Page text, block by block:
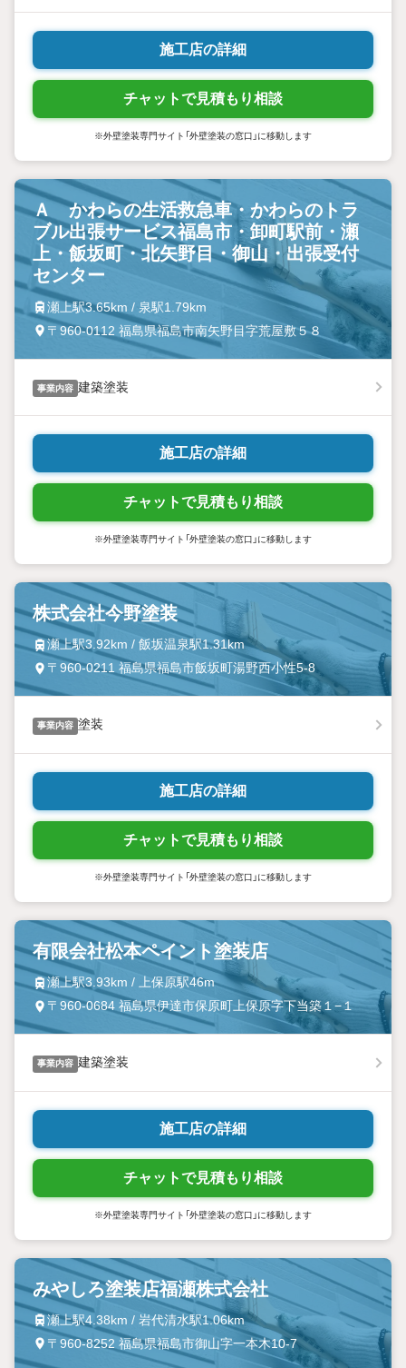
施工店の詳細
チャットで見積もり相談
※外壁塗装専門サイト「外壁塗装の窓口」に移動します
Ａ かわらの生活救急車・かわらのトラ
ブル出張サービス福島市・卸町駅前・瀬
上・飯坂町・北矢野目・御山・出張受付
センター
瀬上駅3.65km / 泉駅1.79km
〒960-0112 福島県福島市南矢野目字荒屋敷５８
事業内容 建築塗装
施工店の詳細
チャットで見積もり相談
※外壁塗装専門サイト「外壁塗装の窓口」に移動します
株式会社今野塗装
瀬上駅3.92km / 飯坂温泉駅1.31km
〒960-0211 福島県福島市飯坂町湯野西小性5‐8
事業内容 塗装
施工店の詳細
チャットで見積もり相談
※外壁塗装専門サイト「外壁塗装の窓口」に移動します
有限会社松本ペイント塗装店
瀬上駅3.93km / 上保原駅46m
〒960-0684 福島県伊達市保原町上保原字下当築１−１
事業内容 建築塗装
施工店の詳細
チャットで見積もり相談
※外壁塗装専門サイト「外壁塗装の窓口」に移動します
みやしろ塗装店福瀬株式会社
瀬上駅4.38km / 岩代清水駅1.06km
〒960-8252 福島県福島市御山字一本木10-7